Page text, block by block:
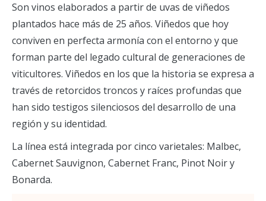
Son vinos elaborados a partir de uvas de viñedos
plantados hace más de 25 años. Viñedos que hoy
conviven en perfecta armonía con el entorno y que
forman parte del legado cultural de generaciones de
viticultores. Viñedos en los que la historia se expresa a
través de retorcidos troncos y raíces profundas que
han sido testigos silenciosos del desarrollo de una
región y su identidad.
La línea está integrada por cinco varietales: Malbec,
Cabernet Sauvignon, Cabernet Franc, Pinot Noir y
Bonarda.